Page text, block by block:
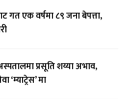
गत एक वर्षमा ८९ जना बेपत्ता,
प्रसूति शय्या अभाव,
‘म्याट्रेस’ मा